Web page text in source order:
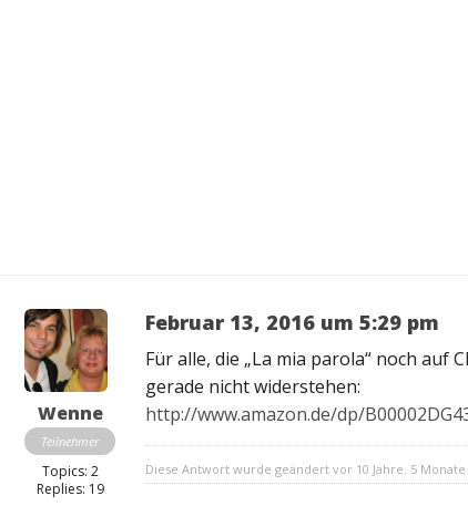
Wenne
Teilnehmer
Topics: 2
Replies: 19
Februar 13, 2016 um 5:29 pm
Für alle, die „La mia parola“ noch auf
gerade nicht widerstehen:
http://www.amazon.de/dp/
Diese Antwort wurde geändert vor 10 Jahre. 5 Monate